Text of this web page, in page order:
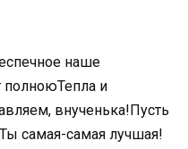
наше
полноюТепла и
внученька!Пусть
самая-самая лучшая!